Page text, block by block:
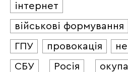
інтернет
військові формування
ГПУ
провокація
СБУ
Росія